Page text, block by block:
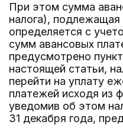
При этом сумма
налога),
определяется с
сумм авансовых
предусмотрено
настоящей статьи,
перейти на уплату
платежей исходя из
уведомив об этом
31 декабря года,